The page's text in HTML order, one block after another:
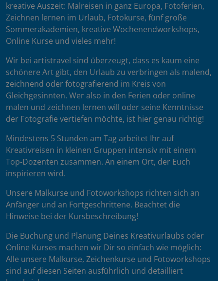
kreative Auszeit: Malreisen in ganz Europa, Fotoferien,
Zeichnen lernen im Urlaub, Fotokurse, fünf große
Sommerakademien, kreative Wochenendworkshops,
Online Kurse und vieles mehr!
Wir bei artistravel sind überzeugt, dass es kaum eine
schönere Art gibt, den Urlaub zu verbringen als malend,
zeichnend oder fotografierend im Kreis von
Gleichgesinnten. Wer also in den Ferien oder online
malen und zeichnen lernen will oder seine Kenntnisse
der Fotografie vertiefen möchte, ist hier genau richtig!
Mindestens 5 Stunden am Tag arbeitet Ihr auf
Kreativreisen in kleinen Gruppen intensiv mit einem
Top-Dozenten zusammen. An einem Ort, der Euch
inspirieren wird.
Unsere Malkurse und Fotoworkshops richten sich an
Anfänger und an Fortgeschrittene. Beachtet die
Hinweise bei der Kursbeschreibung!
Die Buchung und Planung Deines Kreativurlaubs oder
Online Kurses machen wir Dir so einfach wie möglich:
Alle unsere Malkurse, Zeichenkurse und Fotoworkshops
sind auf diesen Seiten ausführlich und detailliert